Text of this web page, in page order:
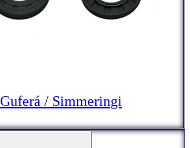
Guferá / Simmeringi